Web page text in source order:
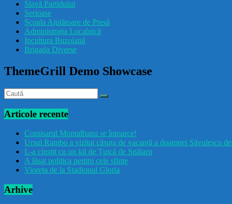
Slavă Partidului
Serioase
Școala Ajutătoare de Presă
Administrația Localnică
Incultura Buzoiană
Brigada Diverse
ThemeGrill Demo Showcase
Articole recente
Comisarul Montalbanu se întoarce!
Ursul Rambo a vizitat căsuța de vacanță a doamnei Săvulescu
L-a cinstit cu un kil de Țuică de Spătaru
A lăsat politica pentru cele sfinte
Vioreta de la Stadionul Gloria
Arhive